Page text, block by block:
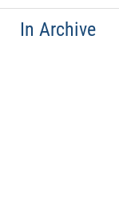
In Archive